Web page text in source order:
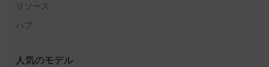
リソース
ハブ
人気のモデル